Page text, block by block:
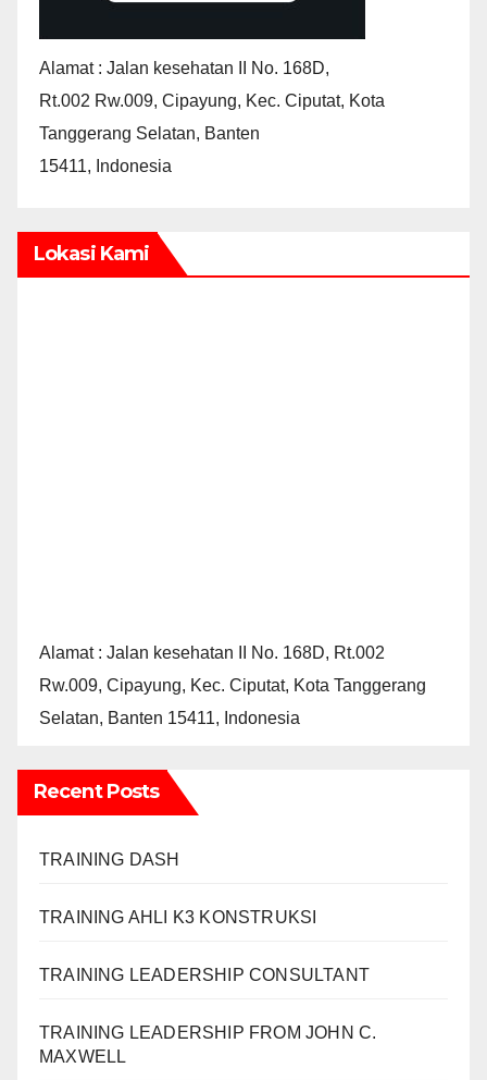
Alamat : Jalan kesehatan II No. 168D,
Rt.002 Rw.009, Cipayung, Kec. Ciputat, Kota
Tanggerang Selatan, Banten
15411, Indonesia
Lokasi Kami
Alamat : Jalan kesehatan II No. 168D, Rt.002
Rw.009, Cipayung, Kec. Ciputat, Kota Tanggerang
Selatan, Banten 15411, Indonesia
Recent Posts
TRAINING DASH
TRAINING AHLI K3 KONSTRUKSI
TRAINING LEADERSHIP CONSULTANT
TRAINING LEADERSHIP FROM JOHN C.
MAXWELL